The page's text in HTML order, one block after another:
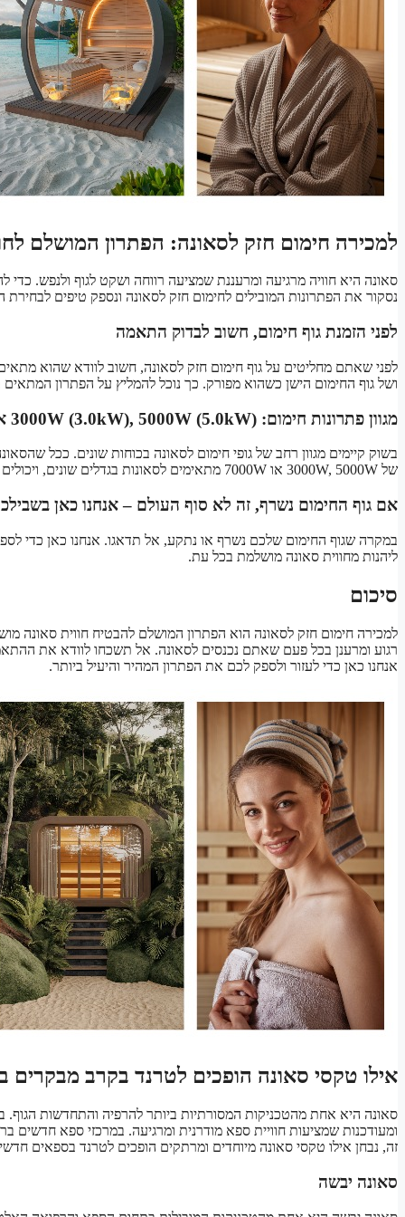
למכירה חימום חזק לסאונה: הפתרון המושלם
סאונה היא חוויה מרגיעה ומרעננת שמציעה רווחה ושקט לגוף ולנפש.
נסקור את הפתרונות המובילים לחימום חזק לסאונה ונספק טיפים
לפני הזמנת גוף חימום, חשוב לבדוק התאמה
לפני שאתם מחליטים על גוף חימום חזק לסאונה, חשוב לוודא שהוא
ושל גוף החימום הישן כשהוא מפורק. כך נוכל להמליץ על הפתרון
מגוון פתרונות חימום: 3000W (3.0kW), 5000W (5.0kW) או 7000W (7.0kW)
בשוק קיימים מגוון רחב של גופי חימום לסאונה בכוחות שונים. ככל
של 3000W, 5000W או 7000W מתאימים לסאונות בגדלים שונים, ויכולים לספק חום רגוע ומרגיע לחווית סאונה מושלמת.
אם גוף החימום נשרף, זה לא סוף העולם – אנחנו כאן
במקרה שגוף החימום שלכם נשרף או נתקע, אל תדאגו. אנחנו כאן כדי
ליהנות מחווית סאונה מושלמת בכל עת.
סיכום
למכירה חימום חזק לסאונה הוא הפתרון המושלם להבטיח חווית סאונה
רגוע ומרענן בכל פעם שאתם נכנסים לסאונה. אל תשכחו לוודא את
אנחנו כאן כדי לעזור ולספק לכם את הפתרון המהיר והיעיל ביותר.
אילו טקסי סאונה הופכים לטרנד בקרב מבקרים
סאונה היא אחת מהטכניקות המסורתיות ביותר להרפיה והתחדשות
ומעודכנות שמציעות חוויית ספא מודרנית ומרגיעה. במרכזי ספא
זה, נבחן אילו טקסי סאונה מיוחדים ומרתקים הופכים לטרנד בספאים
סאונה יבשה